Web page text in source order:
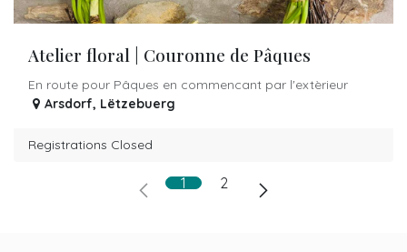
Atelier floral | Couronne de Pâques
En route pour Pâques en commencant par l'extèrieur
Arsdorf, Lëtzebuerg
Registrations Closed
1 2